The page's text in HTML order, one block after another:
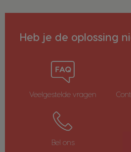
Heb je de oplossing
Veelgestelde vragen
Bel ons